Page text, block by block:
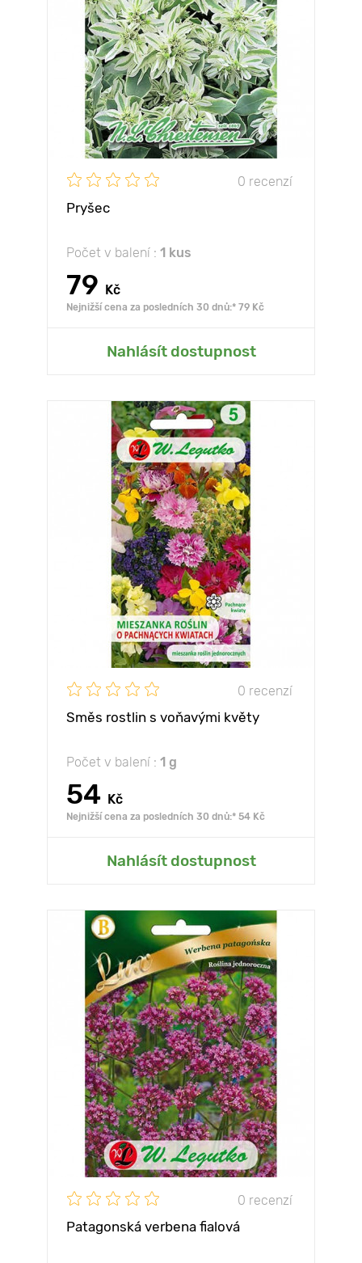
0 recenzí
Pryšec
Počet v balení : 1 kus
79 Kč
Nejnižší cena za posledních 30 dnů:* 79 Kč
Nahlásít dostupnost
0 recenzí
Směs rostlin s voňavými květy
Počet v balení : 1 g
54 Kč
Nejnižší cena za posledních 30 dnů:* 54 Kč
Nahlásít dostupnost
0 recenzí
Patagonská verbena fialová